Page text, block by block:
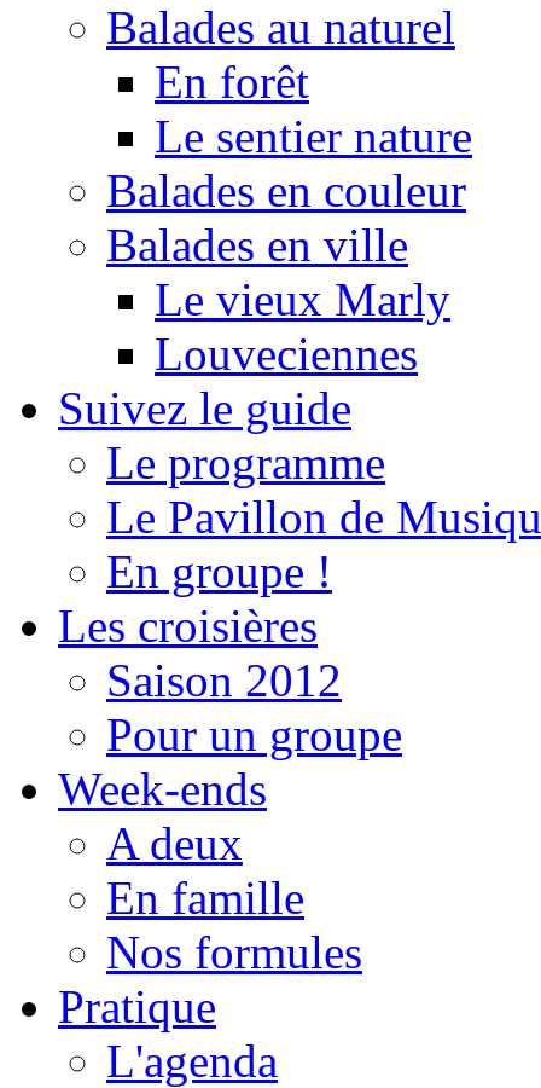
Balades au naturel
En forêt
Le sentier nature
Balades en couleur
Balades en ville
Le vieux Marly
Louveciennes
Suivez le guide
Le programme
Le Pavillon de
En groupe !
Les croisières
Saison 2012
Pour un groupe
Week-ends
A deux
En famille
Nos formules
Pratique
L'agenda